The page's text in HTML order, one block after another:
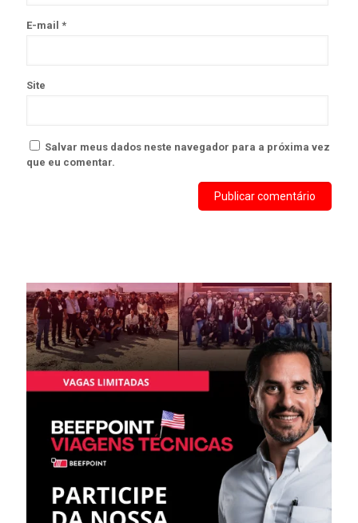
E-mail *
Site
Salvar meus dados neste navegador para a próxima vez
que eu comentar.